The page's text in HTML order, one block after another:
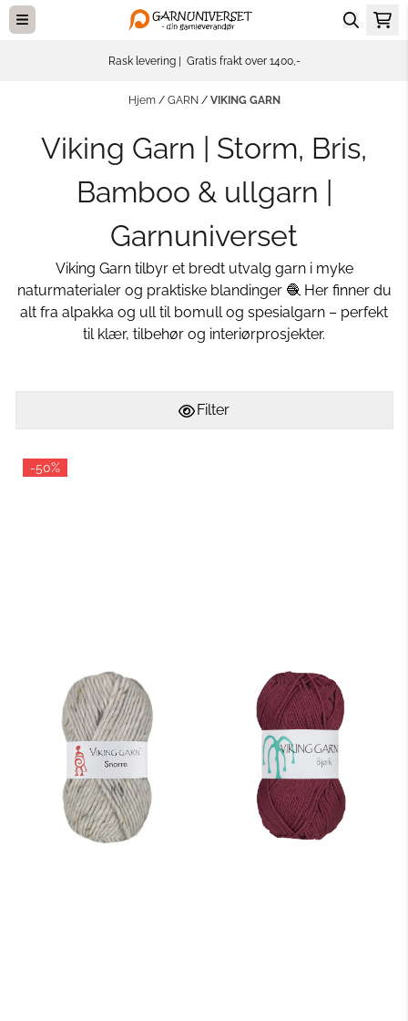
Hopp til innhold
Rask levering | Gratis frakt over 1400,-
Hjem / GARN / VIKING GARN
Viking Garn | Storm, Bris,
Bamboo & ullgarn |
Garnuniverset
Viking Garn tilbyr et bredt utvalg garn i myke
naturmaterialer og praktiske blandinger 🧶 Her finner du
alt fra alpakka og ull til bomull og spesialgarn – perfekt
til klær, tilbehør og interiørprosjekter.
Filter
-50%